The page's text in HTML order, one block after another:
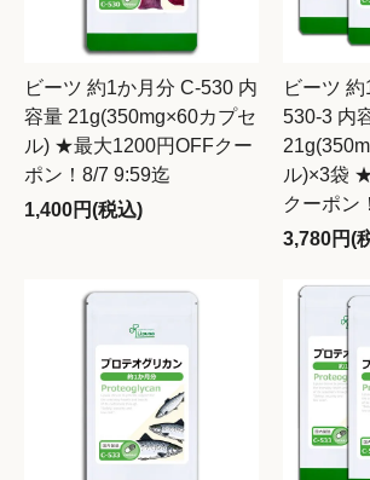
ビーツ 約1か月分 C-530 内
容量 21g(350mg×60カプセ
ル) ★最大1200円OFFクー
ポン！8/7 9:59迄
1,400円(税込)
ビーツ
530-3 内
ル)×3袋
クーポン
3,780円(